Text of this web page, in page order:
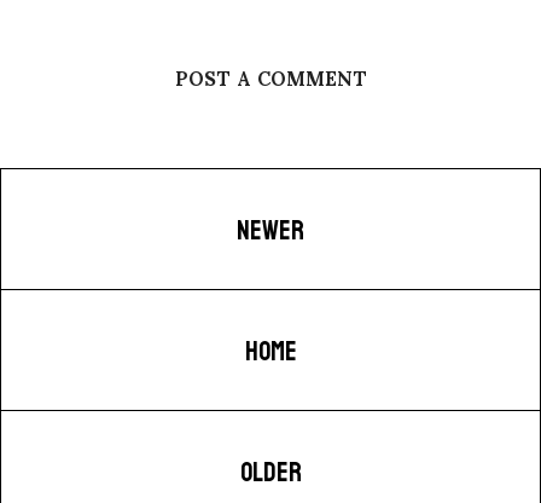
POST A COMMENT
NEWER
HOME
OLDER